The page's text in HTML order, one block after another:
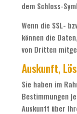
dem Schloss-
Wenn die SSL-
können die
von Dritten
Auskunft,
Sie haben im
Bestimmungen
Auskunft über